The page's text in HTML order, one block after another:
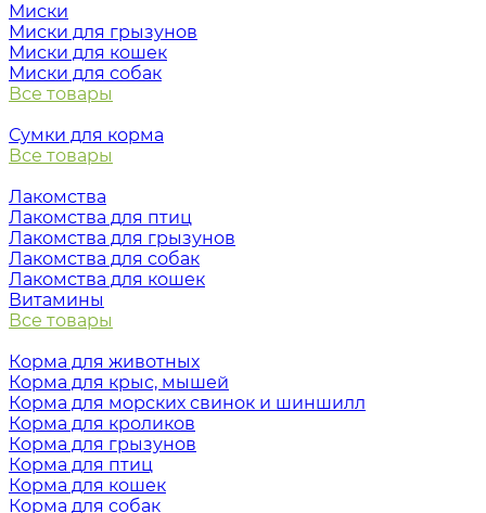
Миски
Миски для грызунов
Миски для кошек
Миски для собак
Все товары
Сумки для корма
Все товары
Лакомства
Лакомства для птиц
Лакомства для грызунов
Лакомства для собак
Лакомства для кошек
Витамины
Все товары
Корма для животных
Корма для крыс, мышей
Корма для морских свинок и шиншилл
Корма для кроликов
Корма для грызунов
Корма для птиц
Корма для кошек
Корма для собак